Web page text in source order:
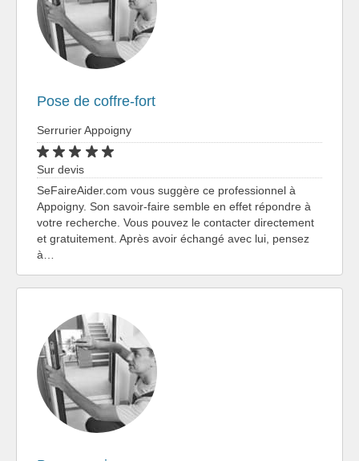
Pose de coffre-fort
Serrurier Appoigny
Sur devis
SeFaireAider.com vous suggère ce professionnel à
Appoigny. Son savoir-faire semble en effet répondre à
votre recherche. Vous pouvez le contacter directement
et gratuitement. Après avoir échangé avec lui, pensez
à…